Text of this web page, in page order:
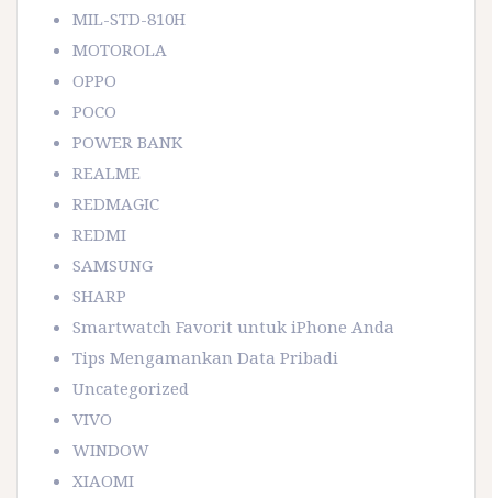
MIL-STD-810H
MOTOROLA
OPPO
POCO
POWER BANK
REALME
REDMAGIC
REDMI
SAMSUNG
SHARP
Smartwatch Favorit untuk iPhone Anda
Tips Mengamankan Data Pribadi
Uncategorized
VIVO
WINDOW
XIAOMI